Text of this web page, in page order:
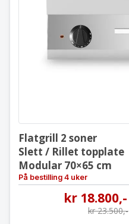
Flatgrill 2 soner
Slett / Rillet topplate
Modular 70×65 cm
På bestilling 4 uker
kr 18.800,-
kr23.500,-